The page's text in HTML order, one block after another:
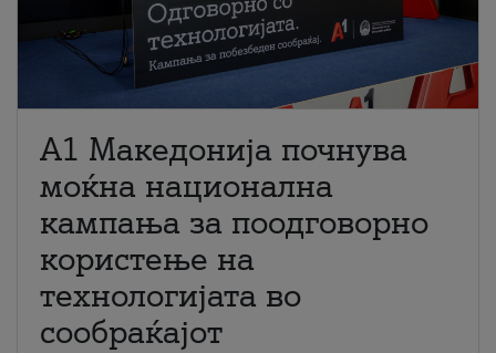
A1 Македонија почнува
моќна национална
кампања за поодговорно
користење на
технологијата во
сообраќајот